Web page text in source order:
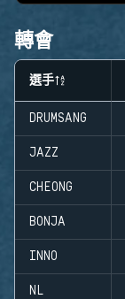
轉會
選手
DRUMSANG
JAZZ
CHEONG
BONJA
INNO
NL